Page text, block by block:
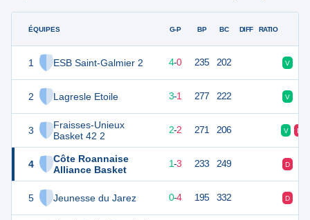
ÉQUIPES
1 ESB Saint-Galmier 2
2 Lagresle Etoile
3
Fraisses-Unieux
Basket 42 2
4
Côte Roannaise
Alliance Basket
5 Jeunesse du Jarez
G-P BP BC DIFF RATIO
8 4-0 235 202 V
3-1 277 222 V
6 2-2 271 206 V D
5 1-3 233 249 D
4 0-4 195 332 D